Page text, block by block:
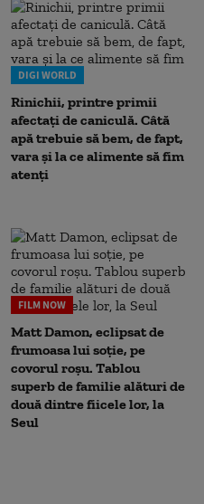
DIGI WORLD
Rinichii, printre primii
afectați de caniculă. Câtă
apă trebuie să bem, de fapt,
vara și la ce alimente să fim
atenți
FILM NOW
Matt Damon, eclipsat de
frumoasa lui soție, pe
covorul roșu. Tablou
superb de familie alături de
două dintre fiicele lor, la
Seul